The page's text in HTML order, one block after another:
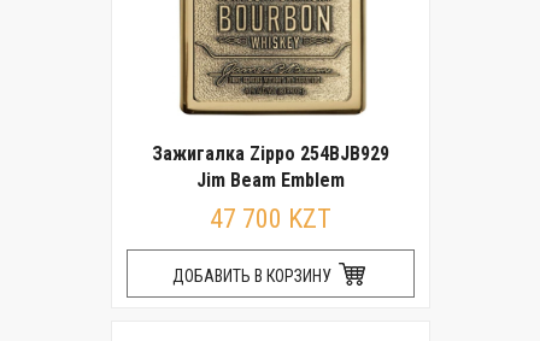
Зажигалка Zippo 254BJB929
Jim Beam Emblem
47 700 KZT
ДОБАВИТЬ В КОРЗИНУ